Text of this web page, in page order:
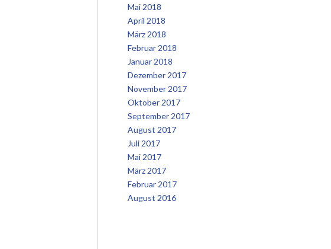
Mai 2018
April 2018
März 2018
Februar 2018
Januar 2018
Dezember 2017
November 2017
Oktober 2017
September 2017
August 2017
Juli 2017
Mai 2017
März 2017
Februar 2017
August 2016